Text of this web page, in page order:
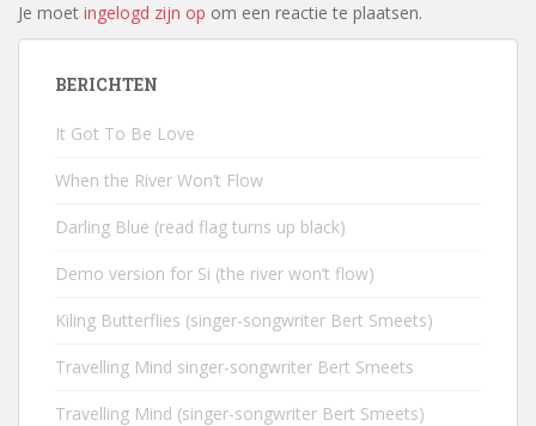
Je moet ingelogd zijn op om een reactie te plaatsen.
BERICHTEN
It Got To Be Love
When the River Won’t Flow
Darling Blue (read flag turns up black)
Demo version for Si (the river won’t flow)
Kiling Butterflies (singer-songwriter Bert Smeets)
Travelling Mind singer-songwriter Bert Smeets
Travelling Mind (singer-songwriter Bert Smeets)